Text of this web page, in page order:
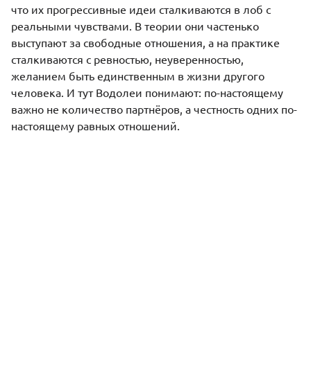
что их прогрессивные идеи сталкиваются в лоб с
реальными чувствами. В теории они частенько
выступают за свободные отношения, а на практике
сталкиваются с ревностью, неуверенностью,
желанием быть единственным в жизни другого
человека. И тут Водолеи понимают: по-настоящему
важно не количество партнёров, а честность одних по-
настоящему равных отношений.